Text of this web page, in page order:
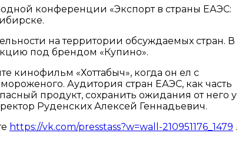
конференции «Экспорт в страны ЕАЭС:
на территории обсуждаемых стран. В
под брендом «Купино».
кинофильм «Хоттабыч», когда он ел с
Аудитория стран ЕАЭС, как часть
продукт, сохранить ожидания от него у
Руденских Алексей Геннадьевич.
https://vk.com/presstass?w=wall-210951176_1479 .